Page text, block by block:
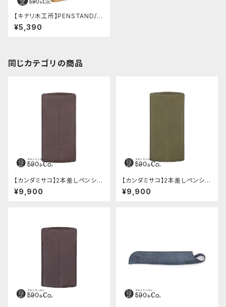
【キナリ木工所】PENSTAND/C
ASE woodsole (khaki/cirto
n)
¥5,390
同じカテゴリの商品
【カンダミサコ】2本差しペンシー
ス・ミネルバボックス (カスター
ニョ)
¥9,900
【カンダミサコ】2本差しペンシー
ス・ミネルバボックス (オリーバ)
¥9,900